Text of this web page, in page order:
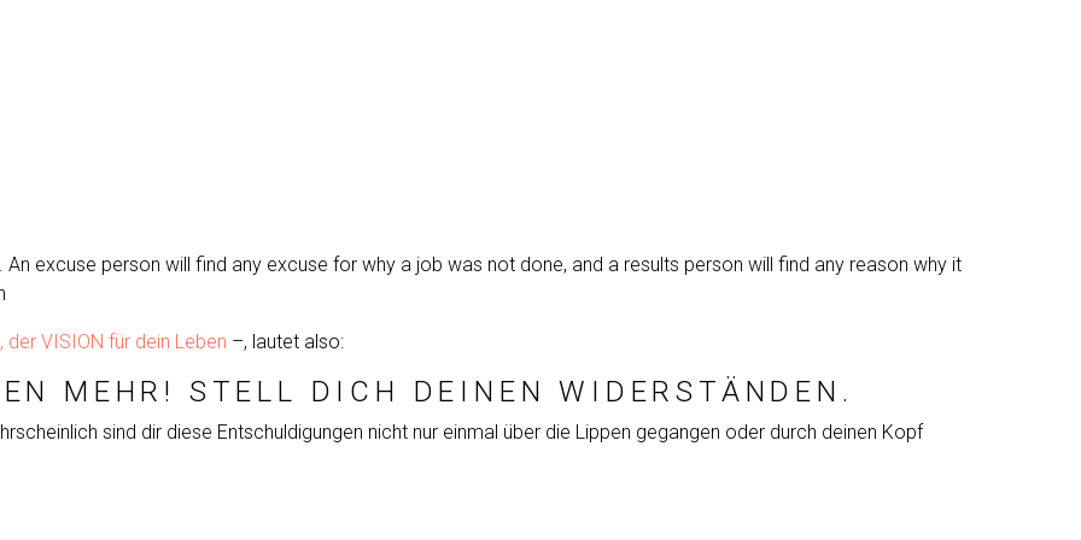
excuse person will find any excuse for why a job was not done, and a results person will find any reason why it
VISION für dein Leben –, lautet also:
MEHR! STELL DICH DEINEN WIDERSTÄNDEN.
sind dir diese Entschuldigungen nicht nur einmal über die Lippen gegangen oder durch deinen Kopf